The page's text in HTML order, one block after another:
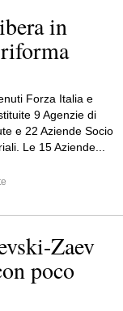
in
Forza Italia e
9 Agenzie di
e 22 Aziende Socio
Le 15 Aziende...
Zaev
poco